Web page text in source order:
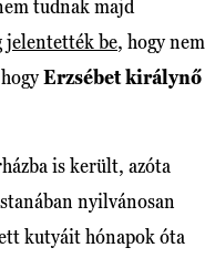
tudnak majd
jelentették be, hogy nem
Erzsébet királynő
is került, azóta
nyilvánosan
kutyáit hónapok óta